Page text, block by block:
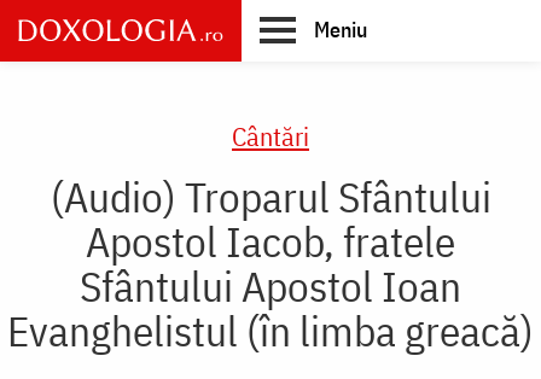
Skip
to
main
Meniu
Cântări
(Audio) Troparul Sfântului
Apostol Iacob, fratele
Sfântului Apostol Ioan
Evanghelistul (în limba greacă)